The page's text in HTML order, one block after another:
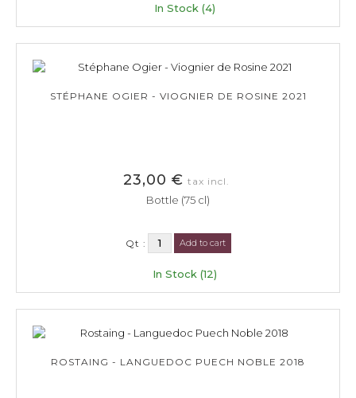
In Stock (4)
STÉPHANE OGIER - VIOGNIER DE ROSINE 2021
23,00 € tax incl.
Bottle (75 cl)
Qt : Add to cart
In Stock (12)
ROSTAING - LANGUEDOC PUECH NOBLE 2018